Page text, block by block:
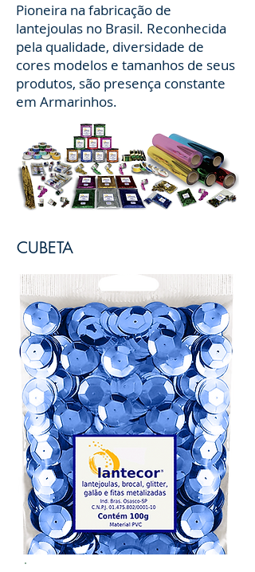
Pioneira na fabricação de
lantejoulas no Brasil. Reconhecida
pela qualidade, diversidade de
cores modelos e tamanhos de seus
produtos, são presença constante
em Armarinhos.
CUBETA